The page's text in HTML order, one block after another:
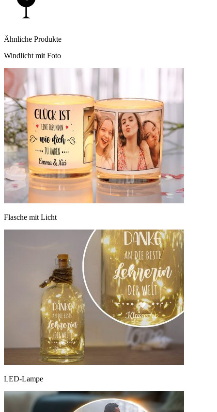
Ähnliche Produkte
Windlicht mit Foto
Flasche mit Licht
LED-Lampe